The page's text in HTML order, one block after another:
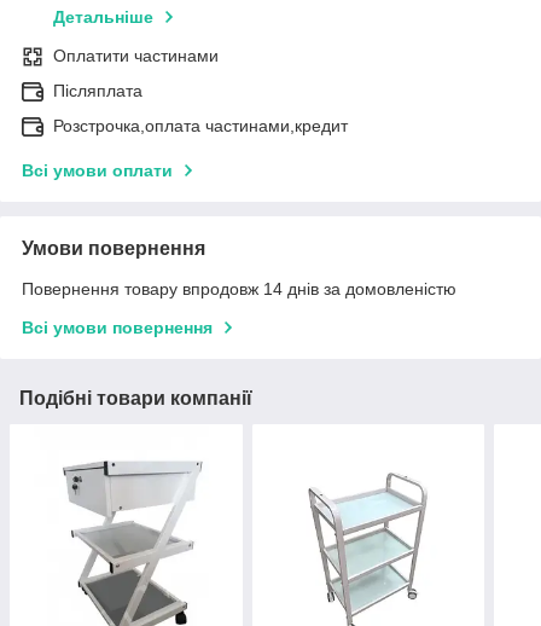
Детальніше
Оплатити частинами
Післяплата
Розстрочка,оплата частинами,кредит
Всі умови оплати
Умови повернення
Повернення товару впродовж 14 днів за домовленістю
Всі умови повернення
Подібні товари компанії